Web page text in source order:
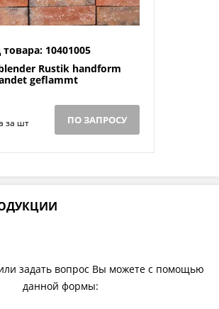
товара: 10401005
Rustik handform
geflammt
за шт ПО ЗАПРОСУ
задать вопрос Вы можете с помощью
данной формы: